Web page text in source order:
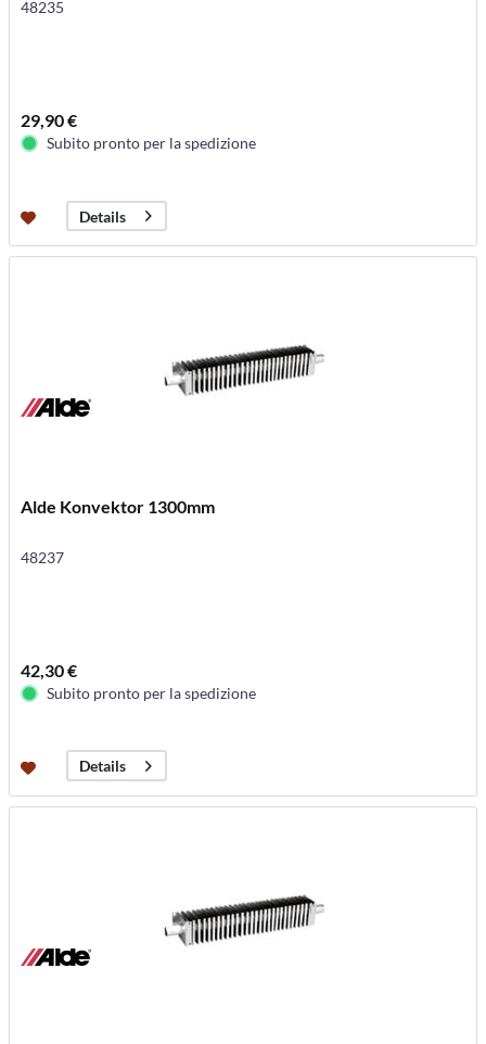
48235
29,90 €
Subito pronto per la spedizione
Details
Alde Konvektor 1300mm
48237
42,30 €
Subito pronto per la spedizione
Details